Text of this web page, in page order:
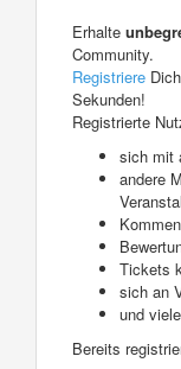
Erhalte
Community.
Registriere
Sekunden!
Registrierte
sich mit
andere
Tickets
sich an
und
Bereits